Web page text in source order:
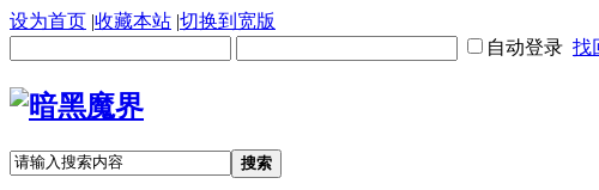
设为首页 |收藏本站 |切换到宽版
自动登录 找
搜索